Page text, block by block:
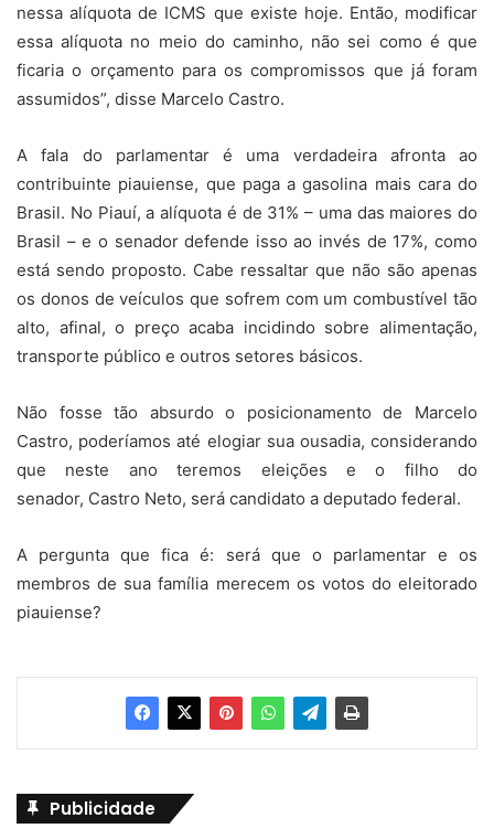
nessa alíquota de ICMS que existe hoje. Então, modificar
essa alíquota no meio do caminho, não sei como é que
ficaria o orçamento para os compromissos que já foram
assumidos”, disse Marcelo Castro.
A fala do parlamentar é uma verdadeira afronta ao
contribuinte piauiense, que paga a gasolina mais cara do
Brasil. No Piauí, a alíquota é de 31% – uma das maiores do
Brasil – e o senador defende isso ao invés de 17%, como
está sendo proposto. Cabe ressaltar que não são apenas
os donos de veículos que sofrem com um combustível tão
alto, afinal, o preço acaba incidindo sobre alimentação,
transporte público e outros setores básicos.
Não fosse tão absurdo o posicionamento de Marcelo
Castro, poderíamos até elogiar sua ousadia, considerando
que neste ano teremos eleições e o filho do
senador, Castro Neto, será candidato a deputado federal.
A pergunta que fica é: será que o parlamentar e os
membros de sua família merecem os votos do eleitorado
piauiense?
Publicidade